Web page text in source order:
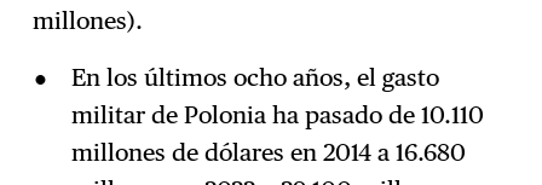
millones).
En los últimos ocho años, el gasto
militar de Polonia ha pasado de 10.110
millones de dólares en 2014 a 16.680